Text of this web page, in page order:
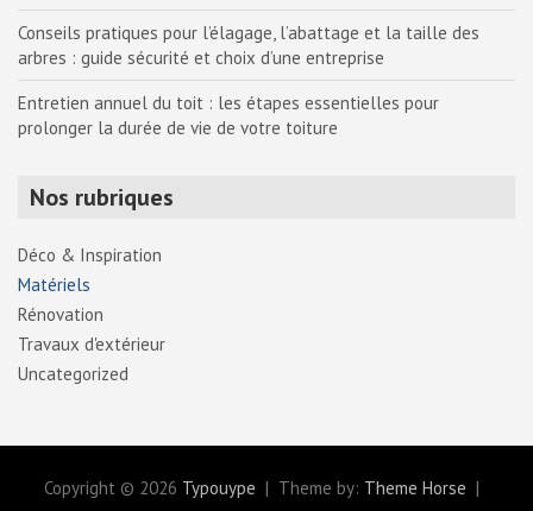
Conseils pratiques pour l’élagage, l’abattage et la taille des
arbres : guide sécurité et choix d’une entreprise
Entretien annuel du toit : les étapes essentielles pour
prolonger la durée de vie de votre toiture
Nos rubriques
Déco & Inspiration
Matériels
Rénovation
Travaux d'extérieur
Uncategorized
Copyright © 2026 Typouype Theme by: Theme Horse